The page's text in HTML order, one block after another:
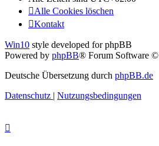
Alle Cookies löschen
Kontakt
Win10 style developed for phpBB
Powered by phpBB® Forum Software
Deutsche Übersetzung durch phpBB.de
Datenschutz | Nutzungsbedingungen